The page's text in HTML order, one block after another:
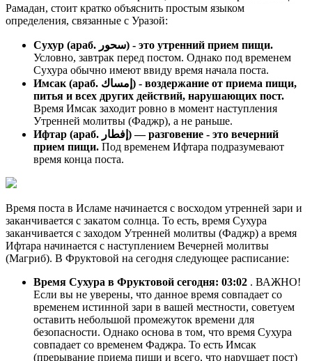
Рамадан, стоит кратко объяснить простым языком
определения, связанные с Уразой:
Сухур (араб. سحور) - это утренний прием пищи.
Условно, завтрак перед постом. Однако под временем
Сухура обычно имеют ввиду время начала поста.
Имсак (араб. إمساك) - воздержание от приема пищи,
питья и всех других действий, нарушающих пост.
Время Имсак заходит ровно в момент наступления
Утренней молитвы (Фаджр), а не раньше.
Ифтар (араб. إفطار) — разговение - это вечерний
прием пищи. Под временем Ифтара подразумевают
время конца поста.
Время поста в Исламе начинается с восходом утренней зари и
заканчивается с закатом солнца. То есть, время Сухура
заканчивается с заходом Утренней молитвы (Фаджр) а время
Ифтара начинается с наступлением Вечерней молитвы
(Магриб). В Фруктовой на сегодня следующее расписание:
Время Сухура в Фруктовой сегодня: 03:02 . ВАЖНО!
Если вы не уверены, что данное время совпадает со
временем истинной зари в вашей местности, советуем
оставить небольшой промежуток времени для
безопасности. Однако основа в том, что время Сухура
совпадает со временем Фаджра. То есть Имсак
(прерывание приема пищи и всего, что нарушает пост)